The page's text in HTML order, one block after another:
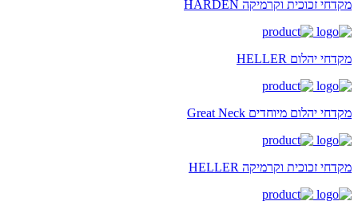
מקדחי זכוכית וקרמיקה HARDEN
מקדחי יהלום HELLER
מקדחי יהלום מיוחדים Great Neck
מקדחי זכוכית וקרמיקה HELLER